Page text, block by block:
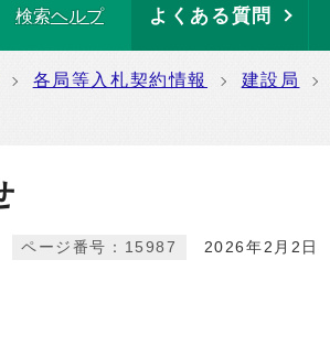
検索ヘルプ よくある質問
各局等入札契約情報 建設局
2026年2月2日
ページ番号：15987